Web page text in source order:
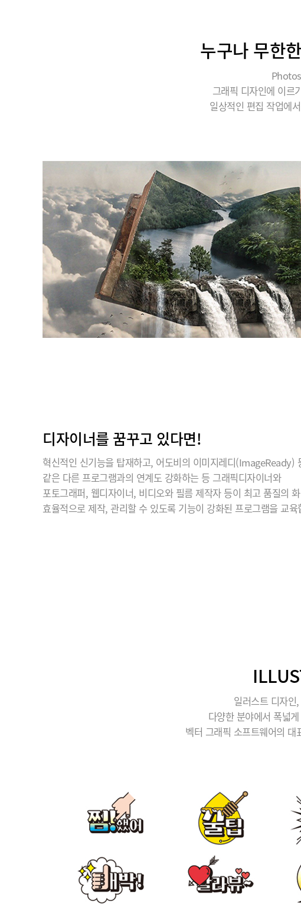
누구나 무한
그래픽 디자인에 이르
일상적인 편집 작업에
디자이너를 꿈꾸고 있다면!
혁신적인 신기능을 탑재하고, 어도비의 이미지레디(ImageReady)
같은 다른 프로그램과의 연계도 강화하는 등 그래픽디자이너와
포토그래퍼, 웹디자이너, 비디오와 필름 제작자 등이 최고 품질의
효율적으로 제작, 관리할 수 있도록 기능이 강화된 프로그램을 교육
일러스트 디자
다양한 분야에서 폭넓
벡터 그래픽 소프트웨어의